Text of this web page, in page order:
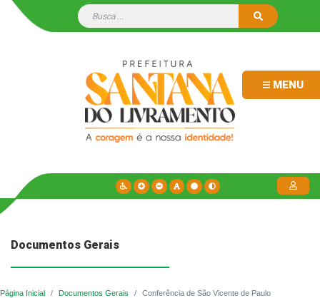
MENU
Documentos Gerais
Página Inicial Documentos Gerais Conferência de São Vicente de Paulo